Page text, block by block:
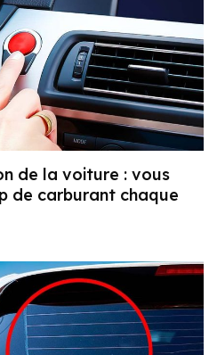
de la voiture : vous
de carburant chaque